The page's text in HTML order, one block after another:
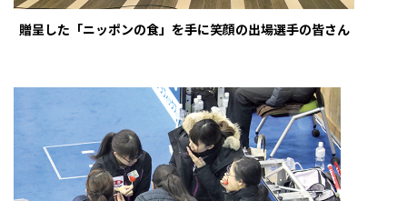
贈呈した「ニッポンの食」を手に笑顔の出場選手の皆さん